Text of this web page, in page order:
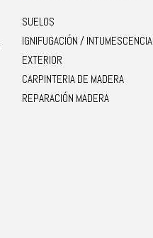
SUELOS
IGNIFUGACIÓN / INTUMESCENCIA
EXTERIOR
CARPINTERIA DE MADERA
REPARACIÓN MADERA